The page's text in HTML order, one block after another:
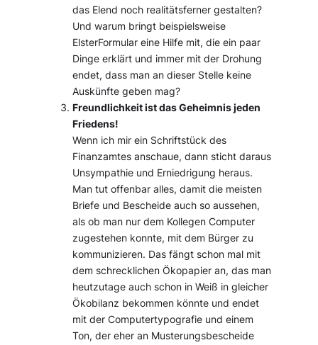
das Elend noch realitätsferner gestalten?
Und warum bringt beispielsweise
ElsterFormular eine Hilfe mit, die ein paar
Dinge erklärt und immer mit der Drohung
endet, dass man an dieser Stelle keine
Auskünfte geben mag?
Freundlichkeit ist das Geheimnis jeden
Friedens!
Wenn ich mir ein Schriftstück des
Finanzamtes anschaue, dann sticht daraus
Unsympathie und Erniedrigung heraus.
Man tut offenbar alles, damit die meisten
Briefe und Bescheide auch so aussehen,
als ob man nur dem Kollegen Computer
zugestehen konnte, mit dem Bürger zu
kommunizieren. Das fängt schon mal mit
dem schrecklichen Ökopapier an, das man
heutzutage auch schon in Weiß in gleicher
Ökobilanz bekommen könnte und endet
mit der Computertypografie und einem
Ton, der eher an Musterungsbescheide